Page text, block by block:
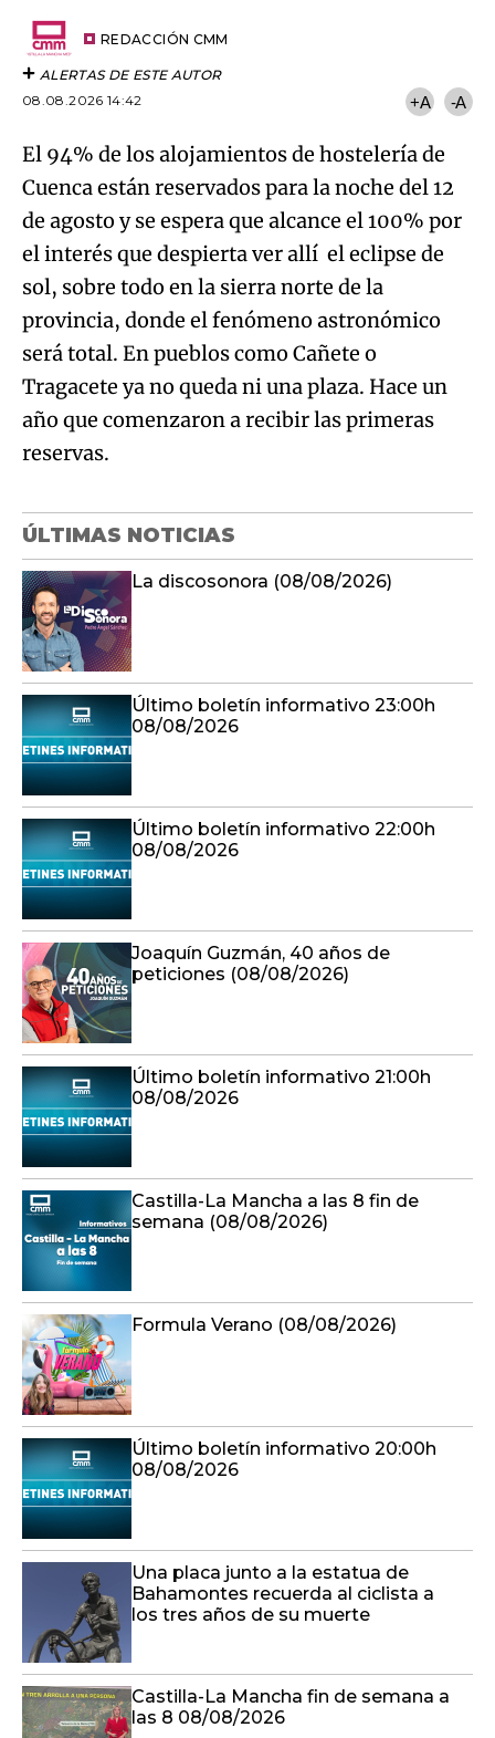
REDACCIÓN CMM
ALERTAS DE ESTE AUTOR
08.08.2026 14:42
+A -A
El 94% de los alojamientos de hostelería de
Cuenca están reservados para la noche del 12
de agosto y se espera que alcance el 100% por
el interés que despierta ver allí el eclipse de
sol, sobre todo en la sierra norte de la
provincia, donde el fenómeno astronómico
será total. En pueblos como Cañete o
Tragacete ya no queda ni una plaza. Hace un
año que comenzaron a recibir las primeras
reservas.
ÚLTIMAS NOTICIAS
La discosonora (08/08/2026)
Último boletín informativo 23:00h
08/08/2026
Último boletín informativo 22:00h
08/08/2026
Joaquín Guzmán, 40 años de
peticiones (08/08/2026)
Último boletín informativo 21:00h
08/08/2026
Castilla-La Mancha a las 8 fin de
semana (08/08/2026)
Formula Verano (08/08/2026)
Último boletín informativo 20:00h
08/08/2026
Una placa junto a la estatua de
Bahamontes recuerda al ciclista a
los tres años de su muerte
Castilla-La Mancha fin de semana a
las 8 08/08/2026